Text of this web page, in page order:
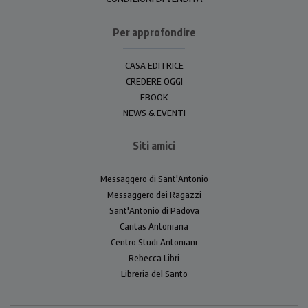
Per approfondire
CASA EDITRICE
CREDERE OGGI
EBOOK
NEWS & EVENTI
Siti amici
Messaggero di Sant'Antonio
Messaggero dei Ragazzi
Sant'Antonio di Padova
Caritas Antoniana
Centro Studi Antoniani
Rebecca Libri
Libreria del Santo